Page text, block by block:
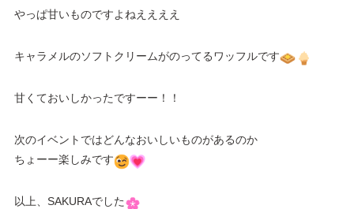
やっぱ甘いものですよねええええ
キャラメルのソフトクリームがのってるワッフルです
甘くておいしかったですーー！！
次のイベントではどんなおいしいものがあるのか
ちょーー楽しみです
以上、SAKURAでした